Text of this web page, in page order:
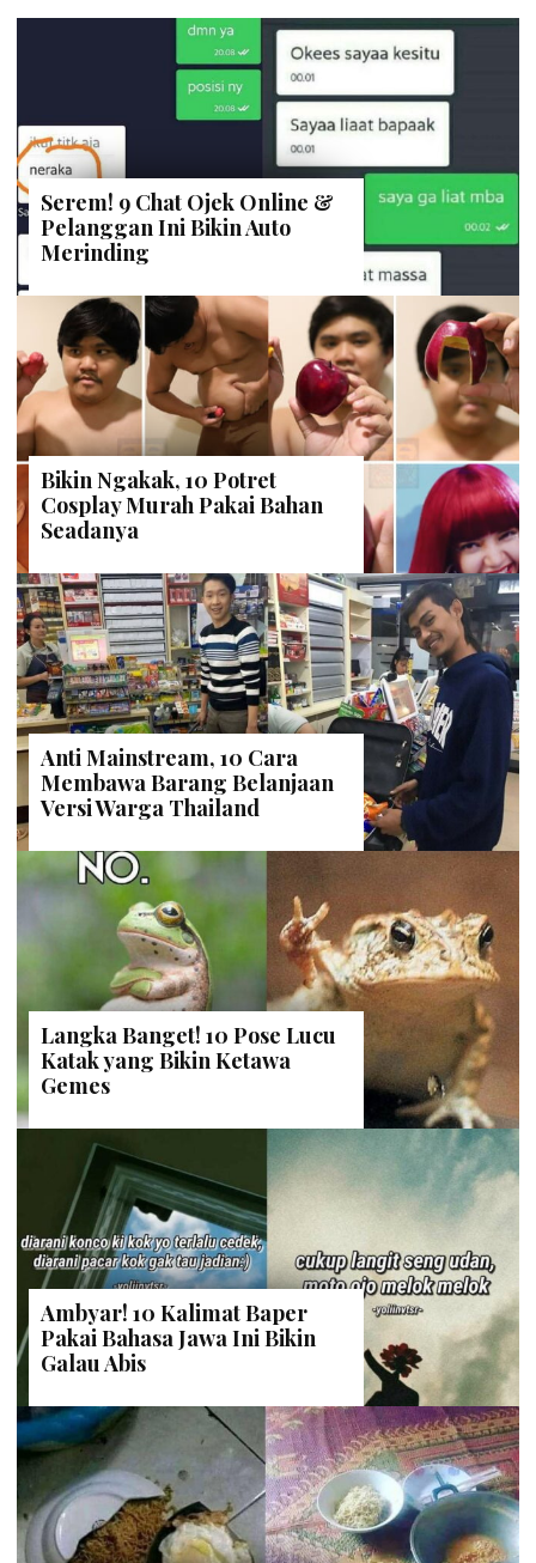
Serem! 9 Chat Ojek Online &
Pelanggan Ini Bikin Auto
Merinding
Bikin Ngakak, 10 Potret
Cosplay Murah Pakai Bahan
Seadanya
Anti Mainstream, 10 Cara
Membawa Barang Belanjaan
Versi Warga Thailand
Langka Banget! 10 Pose Lucu
Katak yang Bikin Ketawa
Gemes
Ambyar! 10 Kalimat Baper
Pakai Bahasa Jawa Ini Bikin
Galau Abis